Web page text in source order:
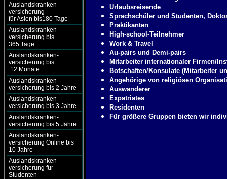
Auslandskranken-
versicherung
für Asien bis180 Tage
Auslandskranken-
versicherung bis
365 Tage
Auslandskranken-
versicherung bis
12 Monate
Auslandskranken-
versicherung bis 2 Jahre
Auslandskranken-
versicherung bis 3 Jahre
Auslandskranken-
versicherung bis 5 Jahre
Auslandskranken-
versicherung Online bis
10 Jahre
Auslandskranken-
versicherung für
Studenten
Urlaubsreisende
Sprachschüler und Studenten,
Praktikanten
High-school-Teilnehmer
Work & Travel
Au-pairs und Demi-pairs
Mitarbeiter internationaler Firmen/
Botschaften/Konsulate (Mitarbeiter
Angehörige von religiösen
Auswanderer
Expatriates
Residenten
Für größere Gruppen bieten wir